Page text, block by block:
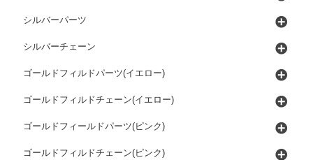
シルバーパーツ
シルバーチェーン
ゴールドフィルドパーツ(イエロー)
ゴールドフィルドチェーン(イエロー)
ゴールドフィールドパーツ(ピンク)
ゴールドフィルドチェーン(ピンク)